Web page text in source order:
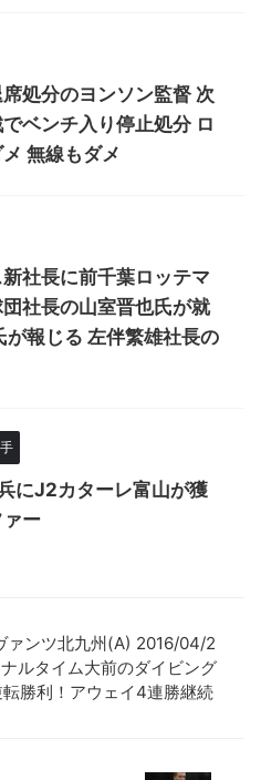
処分のヨンソン監督 次
ベンチ入り停止処分 ロ
無線もダメ
社長に前千葉ロッテマ
団社長の山室晋也氏が就
が報じる 左伴繁雄社長の
にJ2カターレ富山が獲
ー
ァンツ北九州(A) 2016/04/2
ルタイム大前のダイビング
勝利！アウェイ4連勝継続